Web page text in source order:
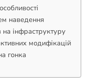
наведення
на інфраструктуру
модифікацій
гонка